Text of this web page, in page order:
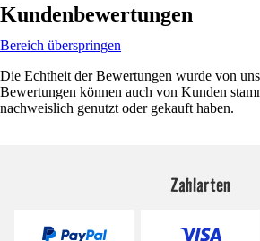
Kundenbewertungen
Bereich überspringen
Die Echtheit der Bewertungen wurde von
Bewertungen können auch von Kunden
nachweislich genutzt oder gekauft haben.
Zahlarten